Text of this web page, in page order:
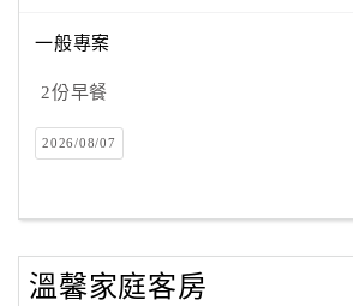
訂
房
Q&A
旅
卡
一般專案
2份早餐
2026/08/07
溫馨家庭客房